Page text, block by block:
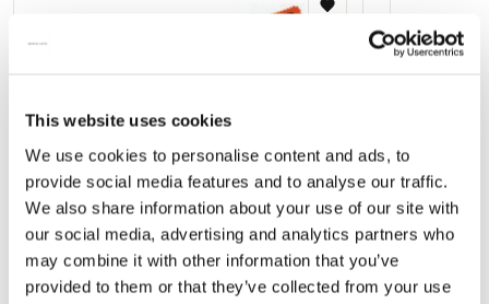
This website uses cookies
We use cookies to personalise content and ads, to
provide social media features and to analyse our traffic.
We also share information about your use of our site with
our social media, advertising and analytics partners who
may combine it with other information that you’ve
provided to them or that they’ve collected from your use
Zur
Wunschliste
hinzufügen